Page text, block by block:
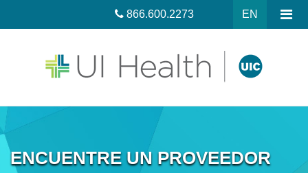
EN
866.600.2273
ENCUENTRE UN PROVEEDOR